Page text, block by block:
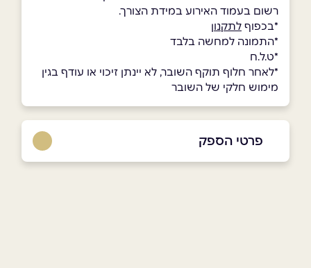
רשום בעמוד האירוע במידת הצורך.
*בכפוף לתקנון
*התמונה למחשה בלבד
*ט.ל.ח
*לאחר חלוף תוקף השובר, לא יינתן זיכוי או עודף בגין
מימוש חלקי של השובר
פרטי הספק